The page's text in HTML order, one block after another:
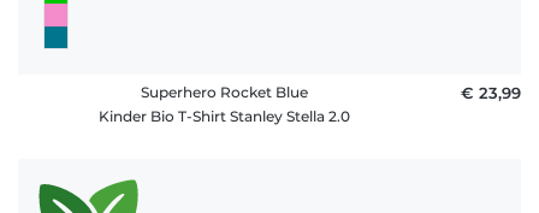
Superhero Rocket Blue
Kinder Bio T-Shirt Stanley Stella 2.0
€ 23,99